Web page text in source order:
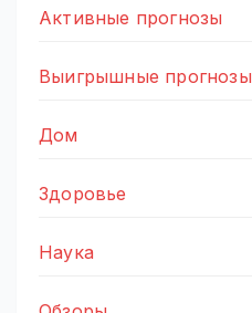
Активные прогнозы
Выигрышные прогнозы
Дом
Здоровье
Наука